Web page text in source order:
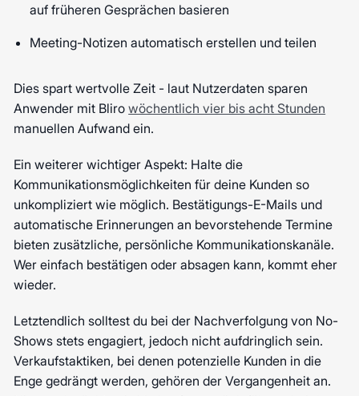
auf früheren Gesprächen basieren
Meeting-Notizen automatisch erstellen und teilen
Dies spart wertvolle Zeit - laut Nutzerdaten sparen
Anwender mit Blirowöchentlich vier bis acht Stunden
manuellen Aufwand ein.
Ein weiterer wichtiger Aspekt: Halte die
Kommunikationsmöglichkeiten für deine Kunden so
unkompliziert wie möglich. Bestätigungs-E-Mails und
automatische Erinnerungen an bevorstehende Termine
bieten zusätzliche, persönliche Kommunikationskanäle.
Wer einfach bestätigen oder absagen kann, kommt eher
wieder.
Letztendlich solltest du bei der Nachverfolgung von No-
Shows stets engagiert, jedoch nicht aufdringlich sein.
Verkaufstaktiken, bei denen potenzielle Kunden in die
Enge gedrängt werden, gehören der Vergangenheit an.